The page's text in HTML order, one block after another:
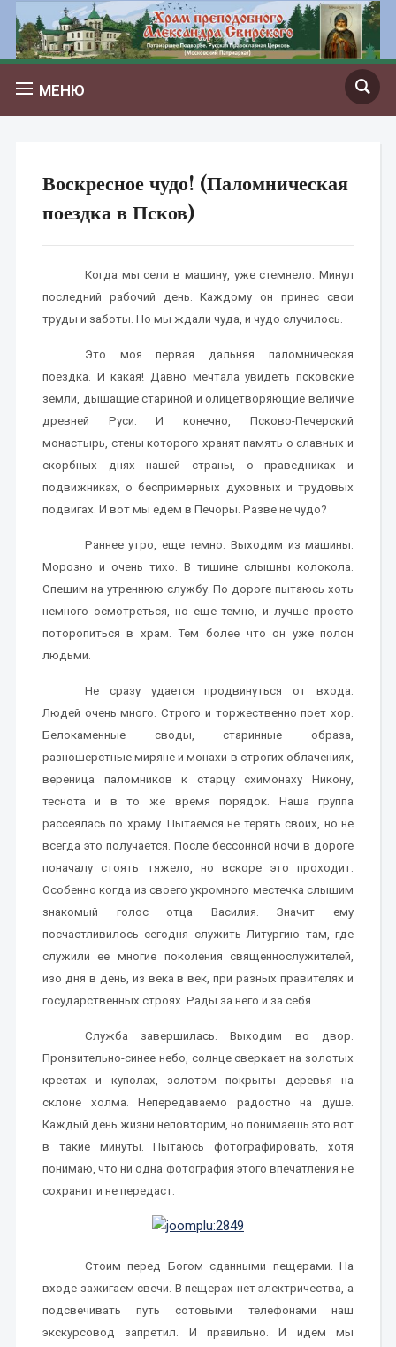
МЕНЮ
Воскресное чудо! (Паломническая
поездка в Псков)
Когда мы сели в машину, уже стемнело. Минул
последний рабочий день. Каждому он принес свои
труды и заботы. Но мы ждали чуда, и чудо случилось.
Это моя первая дальняя паломническая
поездка. И какая! Давно мечтала увидеть псковские
земли, дышащие стариной и олицетворяющие величие
древней Руси. И конечно, Псково-Печерский
монастырь, стены которого хранят память о славных и
скорбных днях нашей страны, о праведниках и
подвижниках, о беспримерных духовных и трудовых
подвигах. И вот мы едем в Печоры. Разве не чудо?
Раннее утро, еще темно. Выходим из машины.
Морозно и очень тихо. В тишине слышны колокола.
Спешим на утреннюю службу. По дороге пытаюсь хоть
немного осмотреться, но еще темно, и лучше просто
поторопиться в храм. Тем более что он уже полон
людьми.
Не сразу удается продвинуться от входа.
Людей очень много. Строго и торжественно поет хор.
Белокаменные своды, старинные образа,
разношерстные миряне и монахи в строгих облачениях,
вереница паломников к старцу схимонаху Никону,
теснота и в то же время порядок. Наша группа
рассеялась по храму. Пытаемся не терять своих, но не
всегда это получается. После бессонной ночи в дороге
поначалу стоять тяжело, но вскоре это проходит.
Особенно когда из своего укромного местечка слышим
знакомый голос отца Василия. Значит ему
посчастливилось сегодня служить Литургию там, где
служили ее многие поколения священнослужителей,
изо дня в день, из века в век, при разных правителях и
государственных строях. Рады за него и за себя.
Служба завершилась. Выходим во двор.
Пронзительно-синее небо, солнце сверкает на золотых
крестах и куполах, золотом покрыты деревья на
склоне холма. Непередаваемо радостно на душе.
Каждый день жизни неповторим, но понимаешь это вот
в такие минуты. Пытаюсь фотографировать, хотя
понимаю, что ни одна фотография этого впечатления не
сохранит и не передаст.
Стоим перед Богом сданными пещерами. На
входе зажигаем свечи. В пещерах нет электричества, а
подсвечивать путь сотовыми телефонами наш
экскурсовод запретил. И правильно. И идем мы